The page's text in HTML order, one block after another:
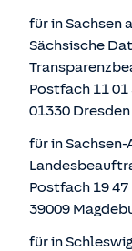
für in Sachsen
Sächsische
Postfach 11 01
01330 Dresden
für in
Postfach 19 47
39009
für in